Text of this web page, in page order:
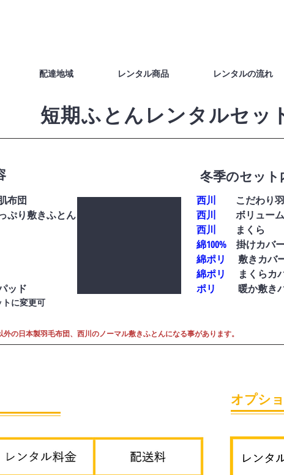
配達地域 レンタル商品 レンタルの流れ
短期ふとんレンタルセッ
布団
り敷きふとん
ッド
に変更可​
冬季のセット
西川 こだわり羽
西川 ボリューム
西川 まくら
綿100% 掛けカバ
綿ポリ
敷きカバ
綿ポリ
まくらカ
ポリ 暖か敷き
外の日本製羽毛布団、西川のノーマル敷きふとんになる事があります。
オプシ